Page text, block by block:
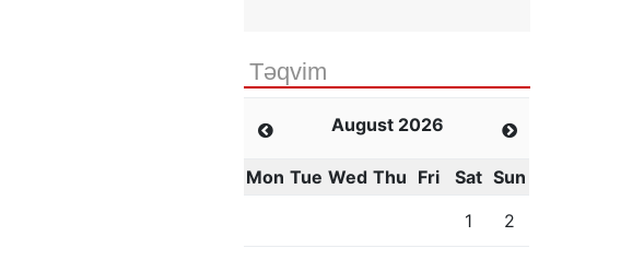
Təqvim
August 2026
Mon Tue Wed Thu Fri Sat Sun
1
2